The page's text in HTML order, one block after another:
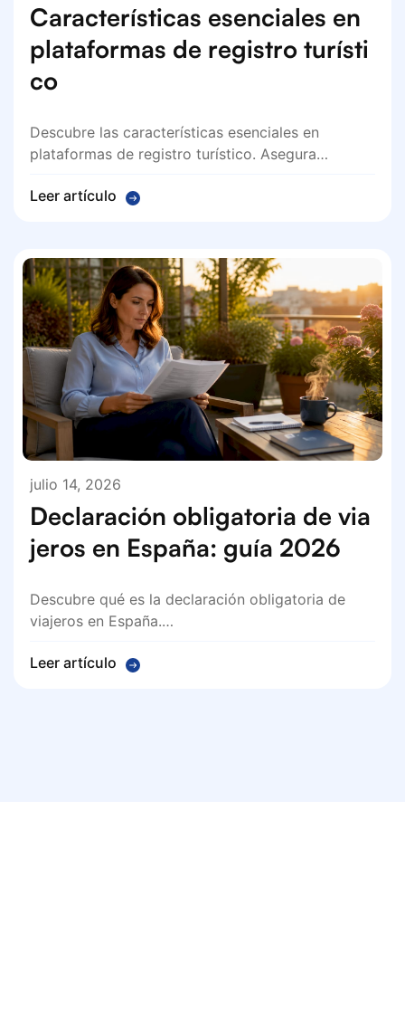
Características esenciales en
plataformas de registro turísti
co
Descubre las características esenciales en
plataformas de registro turístico. Asegura…
Leer artículo
julio 14, 2026
Declaración obligatoria de via
jeros en España: guía 2026
Descubre qué es la declaración obligatoria de
viajeros en España.…
Leer artículo